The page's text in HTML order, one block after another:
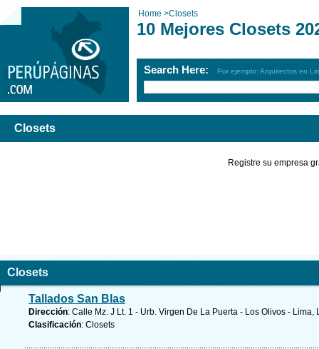
Home >Closets
10 Mejores Closets
Search Here: Por ejemplo: Arquitectos en
Closets
Registre su empresa
Closets
Tallados San Blas
Dirección: Calle Mz. J Lt. 1 - Urb. Virgen De La Puerta - Los Olivos - Lima,
Clasificación: Closets